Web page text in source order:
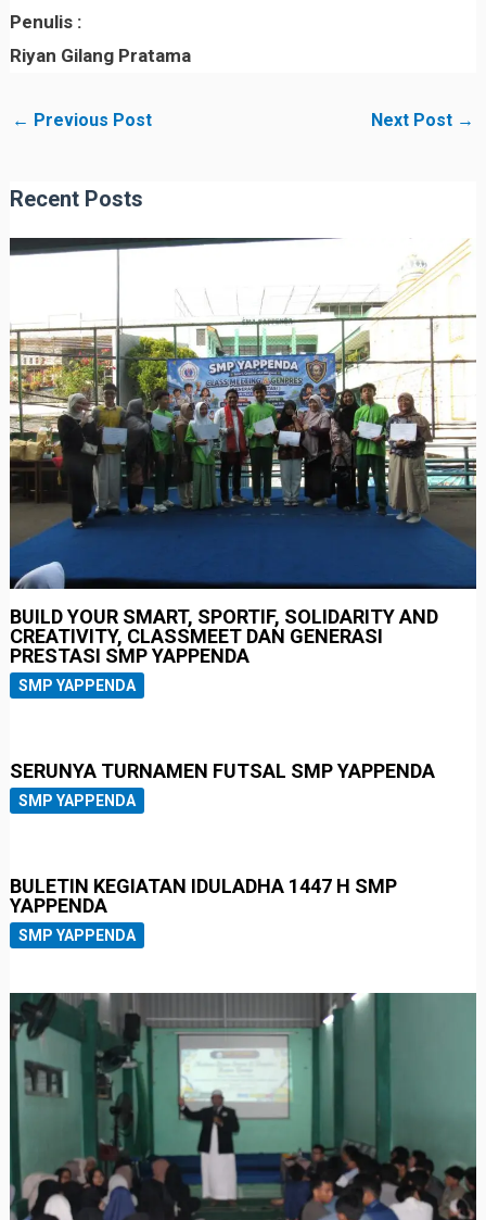
Penulis :
Riyan Gilang Pratama
← Previous Post Next Post →
Recent Posts
BUILD YOUR SMART, SPORTIF, SOLIDARITY AND
CREATIVITY, CLASSMEET DAN GENERASI
PRESTASI SMP YAPPENDA
SMP YAPPENDA
SERUNYA TURNAMEN FUTSAL SMP YAPPENDA
SMP YAPPENDA
BULETIN KEGIATAN IDULADHA 1447 H SMP
YAPPENDA
SMP YAPPENDA